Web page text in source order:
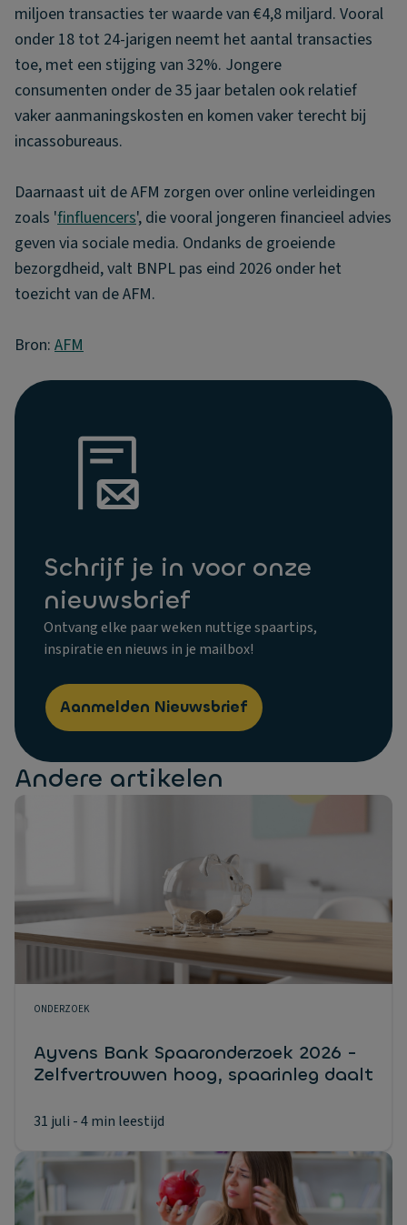
miljoen transacties ter waarde van €4,8 miljard. Vooral
onder 18 tot 24-jarigen neemt het aantal transacties
toe, met een stijging van 32%. Jongere
consumenten onder de 35 jaar betalen ook relatief
vaker aanmaningskosten en komen vaker terecht bij
incassobureaus.
Daarnaast uit de AFM zorgen over online verleidingen
zoals 'finfluencers', die vooral jongeren financieel advies
geven via sociale media. Ondanks de groeiende
bezorgdheid, valt BNPL pas eind 2026 onder het
toezicht van de AFM.
Bron: AFM
Schrijf je in voor onze
nieuwsbrief
Ontvang elke paar weken nuttige spaartips,
inspiratie en nieuws in je mailbox!
Aanmelden Nieuwsbrief
Andere artikelen
ONDERZOEK
Ayvens Bank Spaaronderzoek 2026 -
Zelfvertrouwen hoog, spaarinleg daalt
31 juli - 4 min leestijd